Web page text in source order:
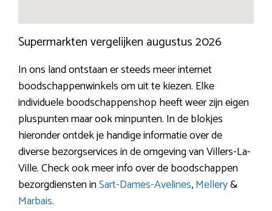
Supermarkten vergelijken augustus 2026
In ons land ontstaan er steeds meer internet
boodschappenwinkels om uit te kiezen. Elke
individuele boodschappenshop heeft weer zijn eigen
pluspunten maar ook minpunten. In de blokjes
hieronder ontdek je handige informatie over de
diverse bezorgservices in de omgeving van Villers-La-
Ville. Check ook meer info over de boodschappen
bezorgdiensten inSart-Dames-Avelines,Mellery&
Marbais.